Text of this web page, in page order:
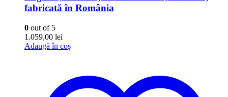
fabricată în România
0 out of 5
1.059,00 lei
Adaugă în coș